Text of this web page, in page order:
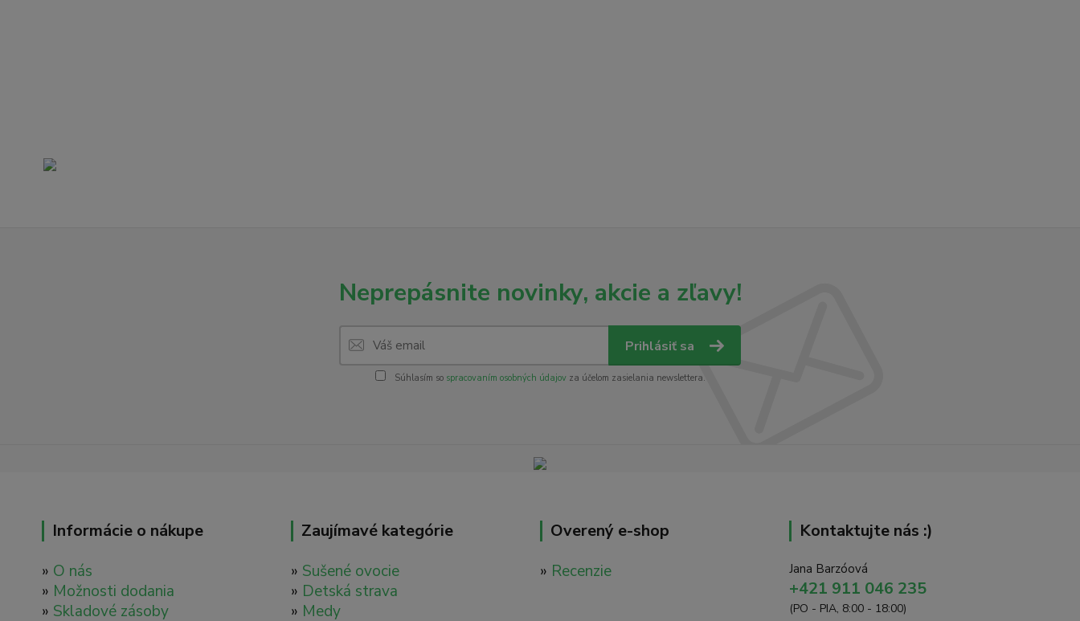
Neprepásnite novinky, akcie a zľavy!
Prihlásiť sa
Súhlasím so spracovaním osobných údajovza účelom zasielania newslettera.
Informácie o nákupe
» O nás
» Možnosti dodania
» Skladové zásoby
Zaujímavé kategórie
» Sušené ovocie
» Detská strava
» Medy
Overený e-shop
» Recenzie
Kontaktujte nás :)
Jana Barzóová
+421 911 046 235
(PO - PIA, 8:00 - 18:00)